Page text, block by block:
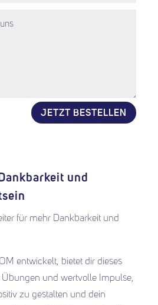
JETZT BESTELLEN
und
für mehr Dankbarkeit und
entwickelt, bietet dir dieses
Übungen und wertvolle Impulse,
zu gestalten und dein